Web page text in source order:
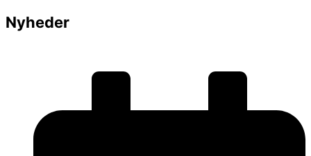
Nyheder